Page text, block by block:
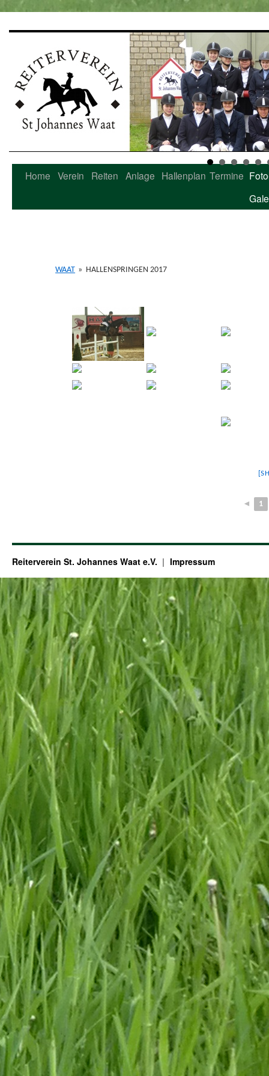
Zum
Home Verein Reiten Anlage Hallenplan Termine
WAAT » HALLENSPRINGEN 2017
◄ 1
Reiterverein St. Johannes Waat e.V. Impressum